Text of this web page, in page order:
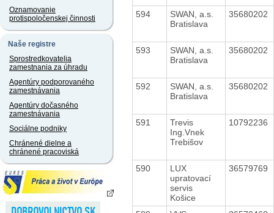
Oznamovanie
protispoločenskej činnosti
Naše registre
Sprostredkovatelia
zamestnania za úhradu
Agentúry podporovaného
zamestnávania
Agentúry dočasného
zamestnávania
Sociálne podniky
Chránené dielne a
chránené pracoviská
594
SWAN, a.s.
Bratislava
35680202
593
SWAN, a.s.
Bratislava
35680202
592
SWAN, a.s.
Bratislava
35680202
591
Trevis
Ing.Vnek
Trebišov
10792236
590
LUX
upratovací
servis
Košice
36579769